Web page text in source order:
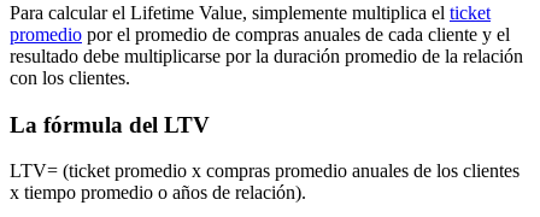
Para calcular el Lifetime Value, simplemente multiplica el ticket
promedio por el promedio de compras anuales de cada cliente y el
resultado debe multiplicarse por la duración promedio de la relación
con los clientes.
La fórmula del LTV
LTV= (ticket promedio x compras promedio anuales de los clientes
x tiempo promedio o años de relación).